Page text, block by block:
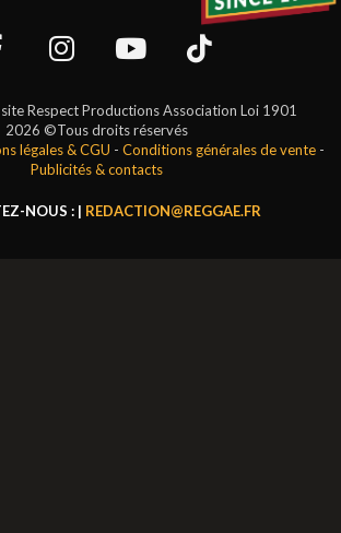
Respect Productions Association Loi 1901
2026 ©Tous droits réservés
légales & CGU - Conditions générales de vente-
Publicités & contacts
NOUS : | REDACTION@REGGAE.FR